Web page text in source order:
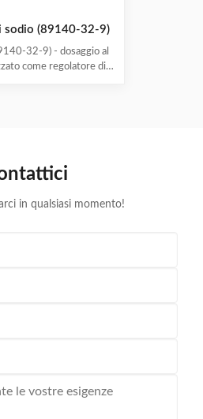
sodio (89140-32-9)
32-9) - dosaggio al
come regolatore di
in qualsiasi momento!